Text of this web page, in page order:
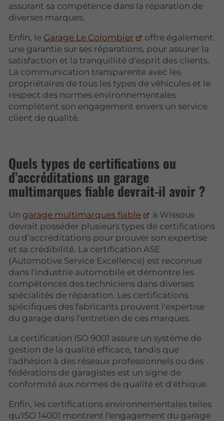
assurant sa compétence dans la réparation de
diverses marques.
Enfin, le Garage Le Colombier
offre également
une garantie sur ses réparations, pour assurer la
satisfaction et la tranquillité d'esprit des clients.
La communication transparente avec les
propriétaires de tous les types de véhicules et le
respect des normes environnementales
complètent son engagement envers un service
client de qualité.
Quels types de certifications ou
d’accréditations un garage
multimarques fiable devrait-il avoir ?
Un garage multimarques fiable
à Wissous
devrait posséder plusieurs types de certifications
ou d’accréditations pour prouver son expertise
et sa crédibilité. La certification ASE
(Automotive Service Excellence) est reconnue
dans l'industrie automobile et démontre les
compétences des techniciens dans diverses
spécialités de réparation. Les certifications
spécifiques des fabricants prouvent l'expertise
du garage dans l'entretien de ces marques.
La certification ISO 9001 assure un système de
gestion de la qualité efficace, tandis que
l'adhésion à des réseaux professionnels ou des
fédérations de garagistes est un signe de
conformité aux normes de qualité et d'éthique.
Enfin, les certifications environnementales telles
qu'ISO 14001 montrent l'engagement du garage